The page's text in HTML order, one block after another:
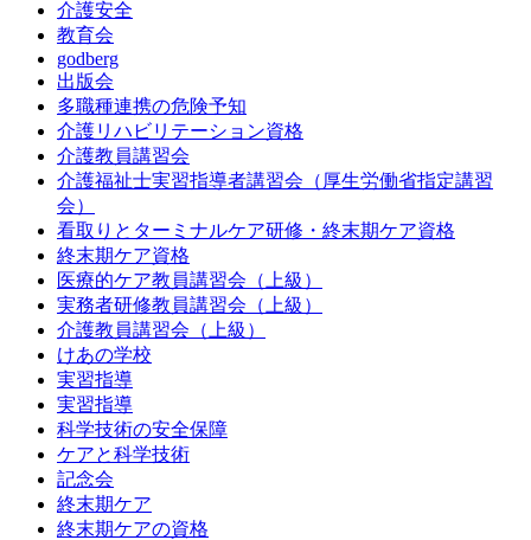
介護安全
教育会
godberg
出版会
多職種連携の危険予知
介護リハビリテーション資格
介護教員講習会
介護福祉士実習指導者講習会（厚生労働省指定講習
会）
看取りとターミナルケア研修・終末期ケア資格
終末期ケア資格
医療的ケア教員講習会（上級）
実務者研修教員講習会（上級）
介護教員講習会（上級）
けあの学校
実習指導
実習指導
科学技術の安全保障
ケアと科学技術
記念会
終末期ケア
終末期ケアの資格